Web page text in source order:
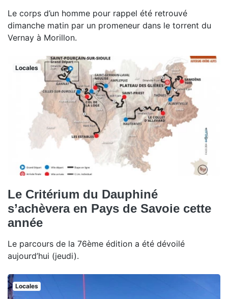
Le corps d’un homme pour rappel été retrouvé
dimanche matin par un promeneur dans le torrent du
Vernay à Morillon.
Locales
Le Critérium du Dauphiné
s’achèvera en Pays de Savoie cette
année
Le parcours de la 76ème édition a été dévoilé
aujourd’hui (jeudi).
Locales